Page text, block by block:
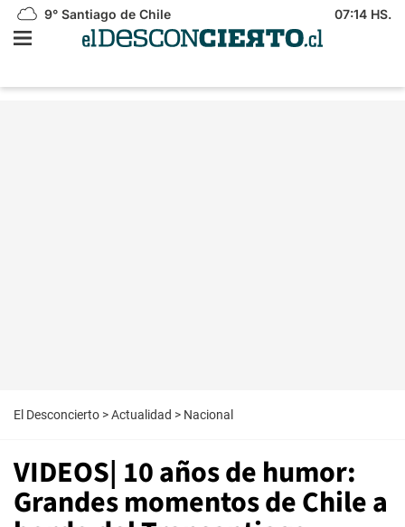
9° Santiago de Chile 07:14 HS.
El Desconcierto >Actualidad > Nacional
VIDEOS| 10 años de humor:
Grandes momentos de Chile a